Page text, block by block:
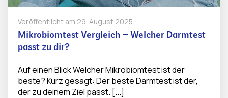
Veröffentlicht am 29. August 2025
Mikrobiomtest Vergleich – Welcher Darmtest
passt zu dir?
Auf einen Blick Welcher Mikrobiomtest ist der
beste? Kurz gesagt: Der beste Darmtest ist der,
der zu deinem Ziel passt. [...]